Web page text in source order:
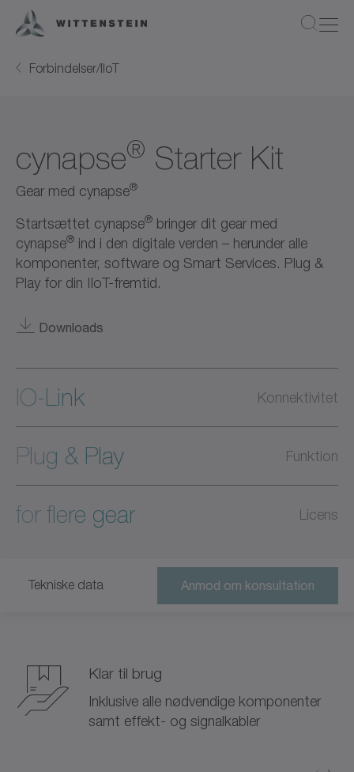
Forbindelser/IIoT
cynapse® Starter Kit
Gear med cynapse®
Startsættet cynapse® bringer dit gear med
cynapse® ind i den digitale verden – herunder alle
komponenter, software og Smart Services. Plug &
Play for din IIoT-fremtid.
Downloads
IO-Link Konnektivitet
Plug & Play Funktion
for flere gear Licens
Tekniske data Anmod om konsultation
Klar til brug
Inklusive alle nødvendige komponenter
samt effekt- og signalkabler